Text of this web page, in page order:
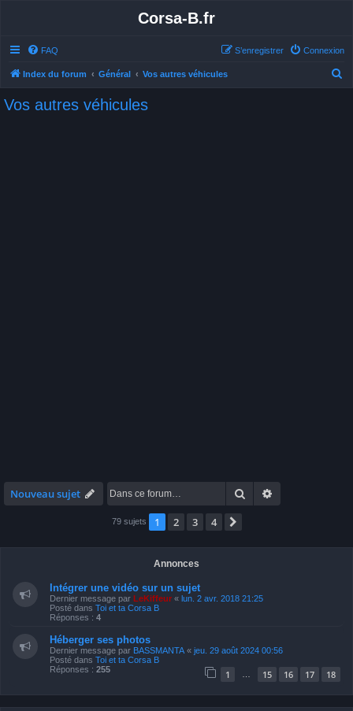
Corsa-B.fr
FAQ Connexion
S’enregistrer
Index du forum Général Vos autres véhicules
Vos autres véhicules
Nouveau sujet Rechercher
79 sujets 1 2 3 4
Annonces
Intégrer une vidéo sur un sujet
Dernier message par LeKiffeur « lun. 2 avr. 2018 21:25
Posté dans Toi et ta Corsa B
Réponses : 4
Héberger ses photos
Dernier message par BASSMANTA « jeu. 29 août 2024 00:56
Posté dans Toi et ta Corsa B
Réponses : 255 1 15 16 17 18